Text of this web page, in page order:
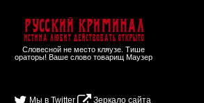
Русский Криминал
Истина любит действовать открыто
Словесной не место кляузе. Тише
ораторы! Ваше слово товарищ Маузер
Мы в Twitter Зеркало сайта